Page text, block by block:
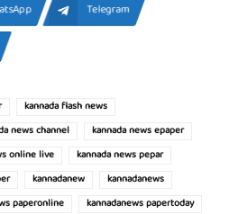
Telegram
kannada flash news
news channel
kannada news epaper
online live
kannada news pepar
kannadanew
kannadanews
paperonline
kannadanews papertoday